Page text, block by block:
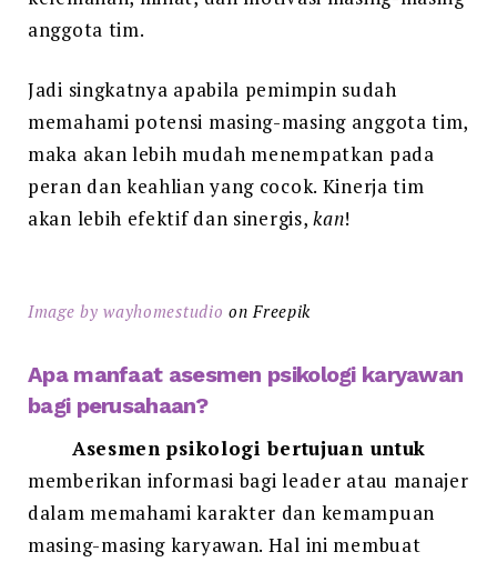
anggota tim.
Jadi singkatnya apabila pemimpin sudah
memahami potensi masing-masing anggota tim,
maka akan lebih mudah menempatkan pada
peran dan keahlian yang cocok. Kinerja tim
akan lebih efektif dan sinergis,kan!
Image by wayhomestudio on Freepik
Apa manfaat asesmen psikologi karyawan
bagi perusahaan?
Asesmen psikologi bertujuan untuk
memberikan informasi bagi leader atau manajer
dalam memahami karakter dan kemampuan
masing-masing karyawan. Hal ini membuat